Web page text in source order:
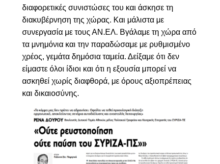
διαφορετικές συνιστώσες του και άσκησε τη
διακυβέρνηση της χώρας. Και μάλιστα με
συνεργασία με τους ΑΝ.ΕΛ. Βγάλαμε τη χώρα από
τα μνημόνια και την παραδώσαμε με ρυθμισμένο
χρέος, γεμάτα δημόσια ταμεία. Δείξαμε ότι δεν
είμαστε όλοι ίδιοι και ότι η εξουσία μπορεί να
ασκηθεί χωρίς διαφθορά, με όρους αξιοπρέπειας
και δικαιοσύνης.